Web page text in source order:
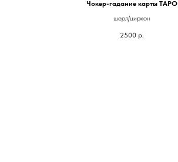
Чокер-гадание карты ТАРО
шерл/циркон
2500 р.